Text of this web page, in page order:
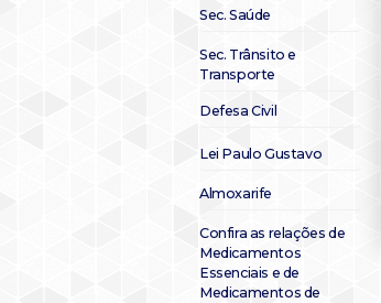
Sec. Saúde
Sec. Trânsito e
Transporte
Defesa Civil
Lei Paulo Gustavo
Almoxarife
Confira as relações de
Medicamentos
Essenciais e de
Medicamentos de